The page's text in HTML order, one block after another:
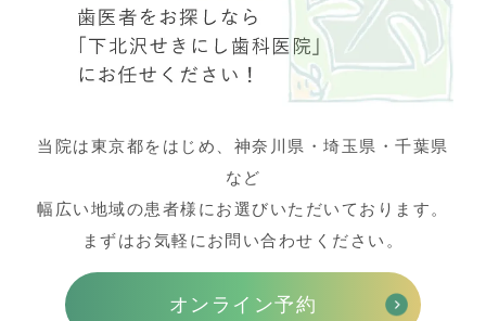
当院は東京都をはじめ、神奈川県・埼玉県・千葉県
など
幅広い地域の患者様にお選びいただいております。
まずはお気軽にお問い合わせください。
オンライン予約